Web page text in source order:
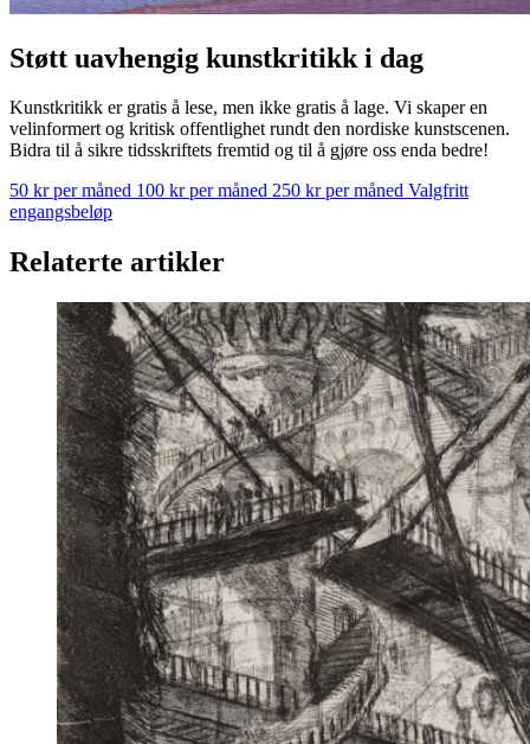
Støtt uavhengig kunstkritikk i dag
Kunstkritikk er gratis å lese, men ikke gratis å lage. Vi skaper en
velinformert og kritisk offentlighet rundt den nordiske kunstscenen.
Bidra til å sikre tidsskriftets fremtid og til å gjøre oss enda bedre!
50 kr per måned 100 kr per måned 250 kr per måned Valgfritt
engangsbeløp
Relaterte artikler